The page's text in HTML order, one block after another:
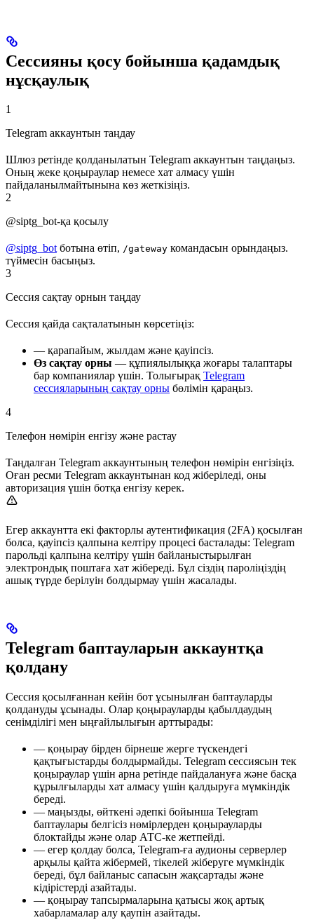
Сессияны қосу бойынша қадамдық
нұсқаулық
1
Telegram аккаунтын таңдау
Шлюз ретінде қолданылатын Telegram аккаунтын таңдаңыз.
Оның жеке қоңыраулар немесе хат алмасу үшін
пайдаланылмайтынына көз жеткізіңіз.
2
@siptg_bot-қа қосылу
@siptg_botботына өтіп, /gateway командасын орындаңыз.
түймесін басыңыз.
3
Сессия сақтау орнын таңдау
Сессия қайда сақталатынын көрсетіңіз:
— қарапайым, жылдам және қауіпсіз.
Өз сақтау орны — құпиялылыққа жоғары талаптары
бар компаниялар үшін. Толығырақ Telegram
сессияларының сақтау орны бөлімін қараңыз.
4
Телефон нөмірін енгізу және растау
Таңдалған Telegram аккаунтының телефон нөмірін енгізіңіз.
Оған ресми Telegram аккаунтынан код жіберіледі, оны
авторизация үшін ботқа енгізу керек.
Егер аккаунтта екі факторлы аутентификация (2FA) қосылған
болса, қауіпсіз қалпына келтіру процесі басталады: Telegram
парольді қалпына келтіру үшін байланыстырылған
электрондық поштаға хат жібереді. Бұл сіздің пароліңіздің
ашық түрде берілуін болдырмау үшін жасалады.
Telegram баптауларын аккаунтқа
қолдану
Сессия қосылғаннан кейін бот ұсынылған баптауларды
қолдануды ұсынады. Олар қоңырауларды қабылдаудың
сенімділігі мен ыңғайлылығын арттырады:
— қоңырау бірден бірнеше жерге түскендегі
қақтығыстарды болдырмайды. Telegram сессиясын тек
қоңыраулар үшін арна ретінде пайдалануға және басқа
құрылғыларды хат алмасу үшін қалдыруға мүмкіндік
береді.
— маңызды, өйткені әдепкі бойынша Telegram
баптаулары белгісіз нөмірлерден қоңырауларды
блоктайды және олар АТС-ке жетпейді.
— егер қолдау болса, Telegram-ға аудионы серверлер
арқылы қайта жібермей, тікелей жіберуге мүмкіндік
береді, бұл байланыс сапасын жақсартады және
кідірістерді азайтады.
— қоңырау тапсырмаларына қатысы жоқ артық
хабарламалар алу қаупін азайтады.